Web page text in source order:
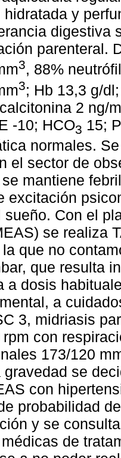
hidratada y
digestiva
parenteral.
3, 88%
3; Hb 13,3 g/
2 ng/
-10; HCO3 15;
normales.
el sector de
mantiene
excitación
sueño. Con el
se realiza
que no
que resulta
a dosis
a
3, midriasis
con
173/120
gravedad se
con
probabilidad
y se
de